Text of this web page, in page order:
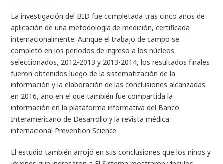
La investigación del BID fue completada tras cinco años de
aplicación de una metodología de medición, certificada
internacionalmente. Aunque el trabajo de campo se
completó en los períodos de ingreso a los núcleos
seleccionados, 2012-2013 y 2013-2014, los resultados finales
fueron obtenidos luego de la sistematización de la
información y la elaboración de las conclusiones alcanzadas
en 2016, año en el que también fue compartida la
información en la plataforma informativa del Banco
Interamericano de Desarrollo y la revista médica
internacional Prevention Science.
El estudio también arrojó en sus conclusiones que los niños y